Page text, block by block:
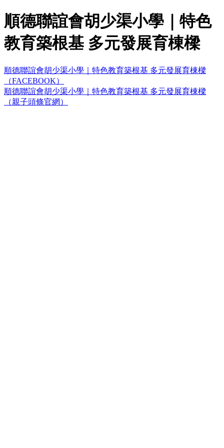
順德聯誼會胡少渠小學｜特色
教育築根基 多元發展育棟樑
順德聯誼會胡少渠小學｜特色教育築根基 多元發展育棟樑
（FACEBOOK）
順德聯誼會胡少渠小學｜特色教育築根基 多元發展育棟樑
（親子頭條官網）